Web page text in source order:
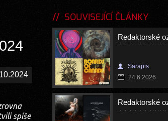
spíše
SOUVISEJÍCÍ ČLÁNKY
Sarapis
24.6.2026